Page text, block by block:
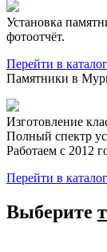
Установка
фотоотчёт.
Перейти в каталог
Памятники в
Изготовление
Полный спектр
Работаем с 2012
Перейти в каталог
Выберите